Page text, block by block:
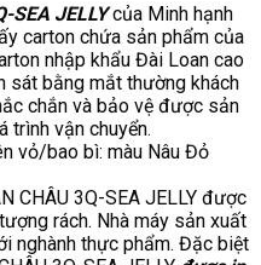
SEA JELLYcủa Minh hạnh
carton chứa sản phẩm của
nhập khẩu Đài Loan cao
sát bằng mắt thường khách
chắn và bảo vệ được sản
trình vận chuyển.
vỏ/bao bì: màu Nâu Đỏ
CHÂU 3Q-SEA JELLY được
rách. Nhà máy sản xuất
nghành thực phẩm. Đặc biệt